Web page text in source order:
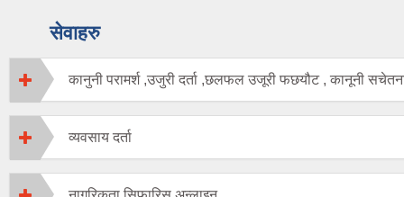
सेवाहरु
कानुनी परामर्श ,उजुरी दर्ता ,छलफल उजूरी फछयौट , कानूनी
व्यवसाय दर्ता